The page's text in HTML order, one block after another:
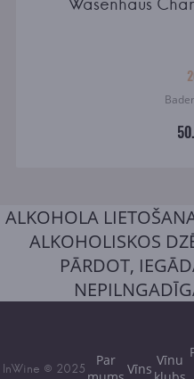
ALKOHOLA
ALKOHOLISKOS
PĀRDOT,
InWine © 2025
Par
Vīns Vīnu